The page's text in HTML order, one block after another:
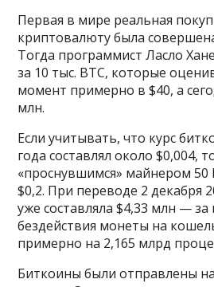
Первая в мире реальная
криптовалюту была
Тогда программист Ласло
за 10 тыс. BTC, которые
момент примерно в $40, а
млн.
Если учитывать, что курс
года составлял около $0,004,
«проснувшимся» майнером 50
$0,2. При переводе 2 декабря
уже составляла $4,33 млн —
бездействия монеты на
примерно на 2,165 млрд
Биткоины были отправлены